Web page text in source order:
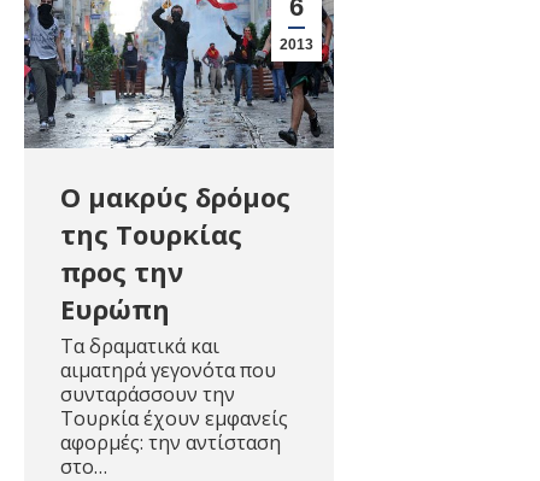
6
2013
Ο μακρύς δρόμος
της Τουρκίας
προς την
Ευρώπη
Τα δραματικά και
αιματηρά γεγονότα που
συνταράσσουν την
Τουρκία έχουν εμφανείς
αφορμές: την αντίσταση
στο…